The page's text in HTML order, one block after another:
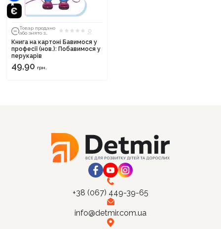
Товар продано
або знято з
0
Книга на картоні Бавимося у
професії (нов.): Побавимося у
перукарів
49,90 грн.
+38 (067) 449-39-65
info@detmir.com.ua